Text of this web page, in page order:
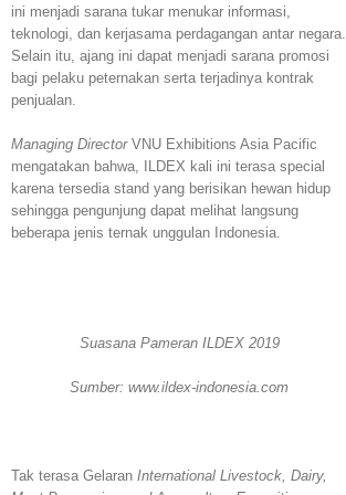
ini menjadi sarana tukar menukar informasi,
teknologi, dan kerjasama perdagangan antar negara.
Selain itu, ajang ini dapat menjadi sarana promosi
bagi pelaku peternakan serta terjadinya kontrak
penjualan.
Managing Director VNU Exhibitions Asia Pacific
mengatakan bahwa, ILDEX kali ini terasa special
karena tersedia stand yang berisikan hewan hidup
sehingga pengunjung dapat melihat langsung
beberapa jenis ternak unggulan Indonesia.
Suasana Pameran ILDEX 2019
Sumber: www.ildex-indonesia.com
Tak terasa Gelaran International Livestock, Dairy,